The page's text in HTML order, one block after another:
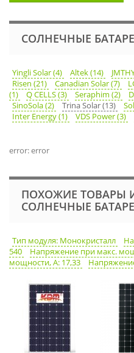
СОЛНЕЧНЫЕ
Yingli Solar (4) Altek (14)
Risen (21)
Canadian Solar (7)
(1)
Q CELLS (3) Seraphim (2)
SinoSola (2)
Trina Solar (13)
Inter Energy (1)
VDS Power (3)
error: error
ПОХОЖИЕ ТОВАРЫ
СОЛНЕЧНЫЕ
Тип модуля: Монокристалл
540
Напряжение при макс.
мощности, А: 17,33